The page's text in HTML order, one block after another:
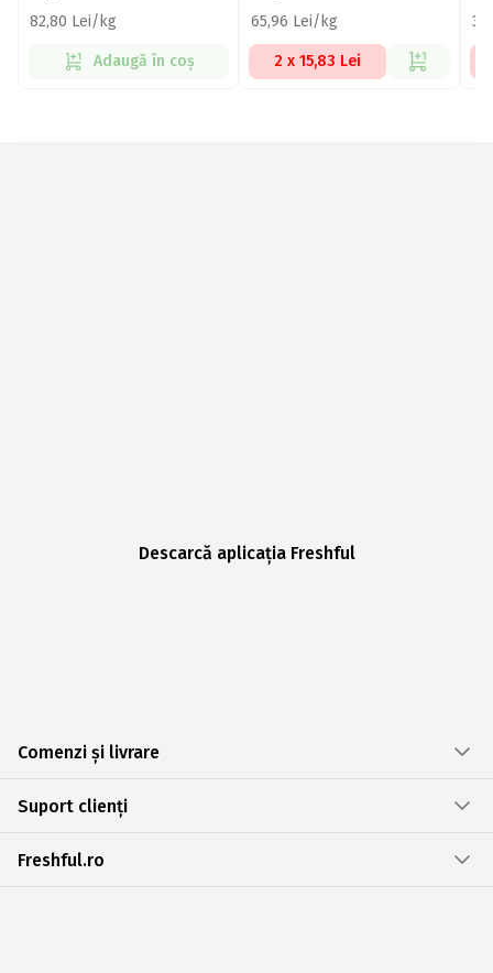
82,80 Lei/kg
Adaugă în coș
65,96 Lei/kg
2 x 15,83 Lei
Descarcă aplicația Freshful
Comenzi și livrare
Suport clienți
Freshful.ro